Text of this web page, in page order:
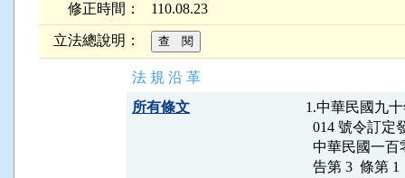
修正時間： 110.08.23
立法總說明：
法 規 沿 革
所有條文
1.中華民國九
014 號令訂
中華民國一
告第 3  條第